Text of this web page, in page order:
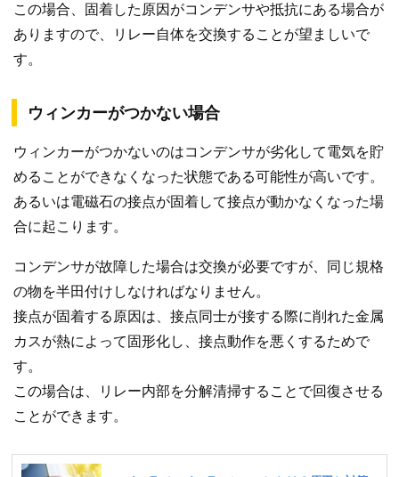
この場合、固着した原因がコンデンサや抵抗にある場合が
ありますので、リレー自体を交換することが望ましいで
す。
ウィンカーがつかない場合
ウィンカーがつかないのはコンデンサが劣化して電気を貯
めることができなくなった状態である可能性が高いです。
あるいは電磁石の接点が固着して接点が動かなくなった場
合に起こります。
コンデンサが故障した場合は交換が必要ですが、同じ規格
の物を半田付けしなければなりません。
接点が固着する原因は、接点同士が接する際に削れた金属
カスが熱によって固形化し、接点動作を悪くするためで
す。
この場合は、リレー内部を分解清掃することで回復させる
ことができます。